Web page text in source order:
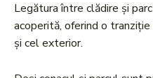
Legătura între clădire și
acoperită, oferind o
și cel exterior.